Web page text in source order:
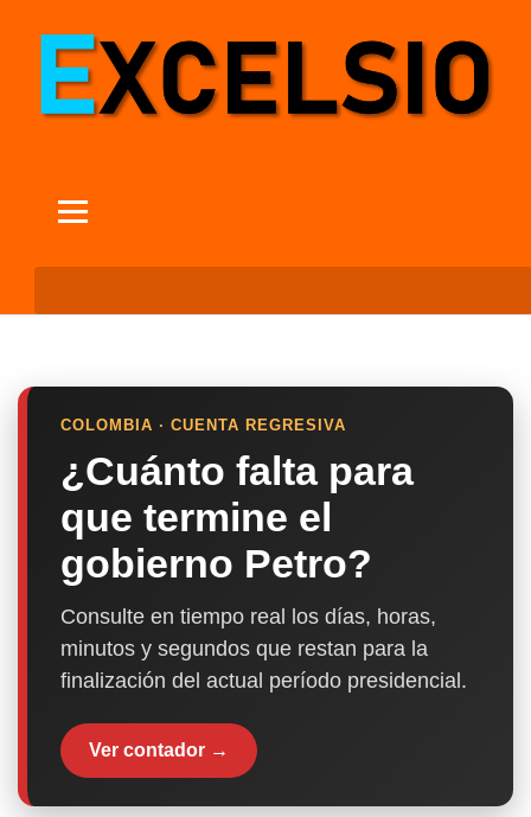
COLOMBIA · CUENTA REGRESIVA
¿Cuánto falta para
que termine el
gobierno Petro?
Consulte en tiempo real los días, horas,
minutos y segundos que restan para la
finalización del actual período presidencial.
Ver contador →